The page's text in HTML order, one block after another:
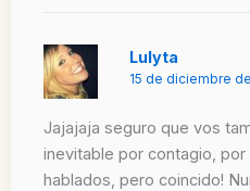
Lulyta
15 de diciembre
Jajajaja seguro que vos
inevitable por contagio, por
hablados, pero coincido!